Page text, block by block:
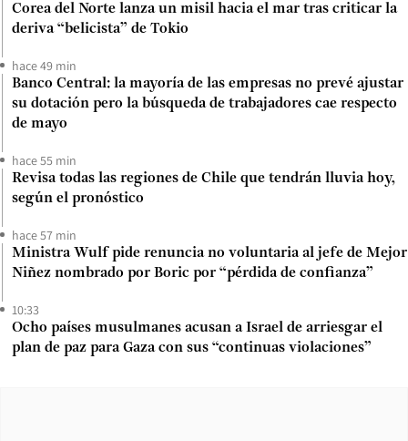
Corea del Norte lanza un misil hacia el mar tras criticar la
deriva “belicista” de Tokio
hace 49 min
Banco Central: la mayoría de las empresas no prevé ajustar
su dotación pero la búsqueda de trabajadores cae respecto
de mayo
hace 55 min
Revisa todas las regiones de Chile que tendrán lluvia hoy,
según el pronóstico
hace 57 min
Ministra Wulf pide renuncia no voluntaria al jefe de Mejor
Niñez nombrado por Boric por “pérdida de confianza”
10:33
Ocho países musulmanes acusan a Israel de arriesgar el
plan de paz para Gaza con sus “continuas violaciones”